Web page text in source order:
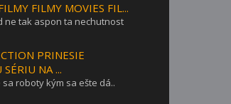
FILMY MOVIES FIL...
ne tak aspon ta nechutnost
PRINESIE
NA ...
roboty kým sa ešte dá..